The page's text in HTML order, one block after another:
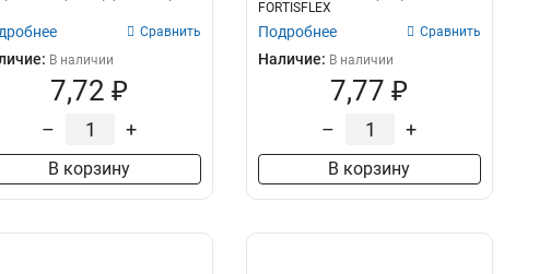
Сравнить
В наличии
7,72 ₽
– +
В корзину
FORTISFLEX
Подробнее Сравнить
Наличие: В наличии
7,77 ₽
– +
В корзину